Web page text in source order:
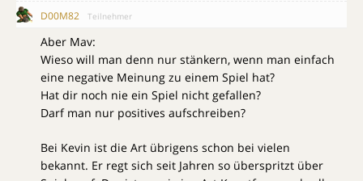
D00M82 Teilnehmer
Aber Mav:
Wieso will man denn nur stänkern, wenn man einfach
eine negative Meinung zu einem Spiel hat?
Hat dir noch nie ein Spiel nicht gefallen?
Darf man nur positives aufschreiben?
Bei Kevin ist die Art übrigens schon bei vielen
bekannt. Er regt sich seit Jahren so überspritzt über